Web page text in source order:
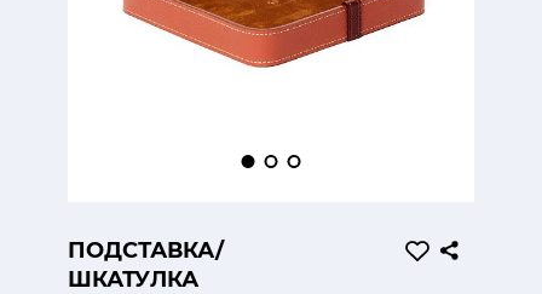
ПОДСТАВКА/
ШКАТУЛКА